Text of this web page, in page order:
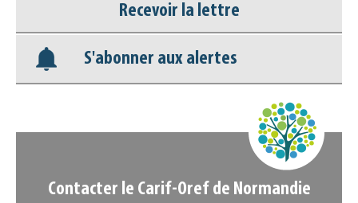
Base documentaire
Nos veilles Scoop.it
Recevoir la lettre
S'abonner aux alertes
Contacter le Carif-Oref de Normandie